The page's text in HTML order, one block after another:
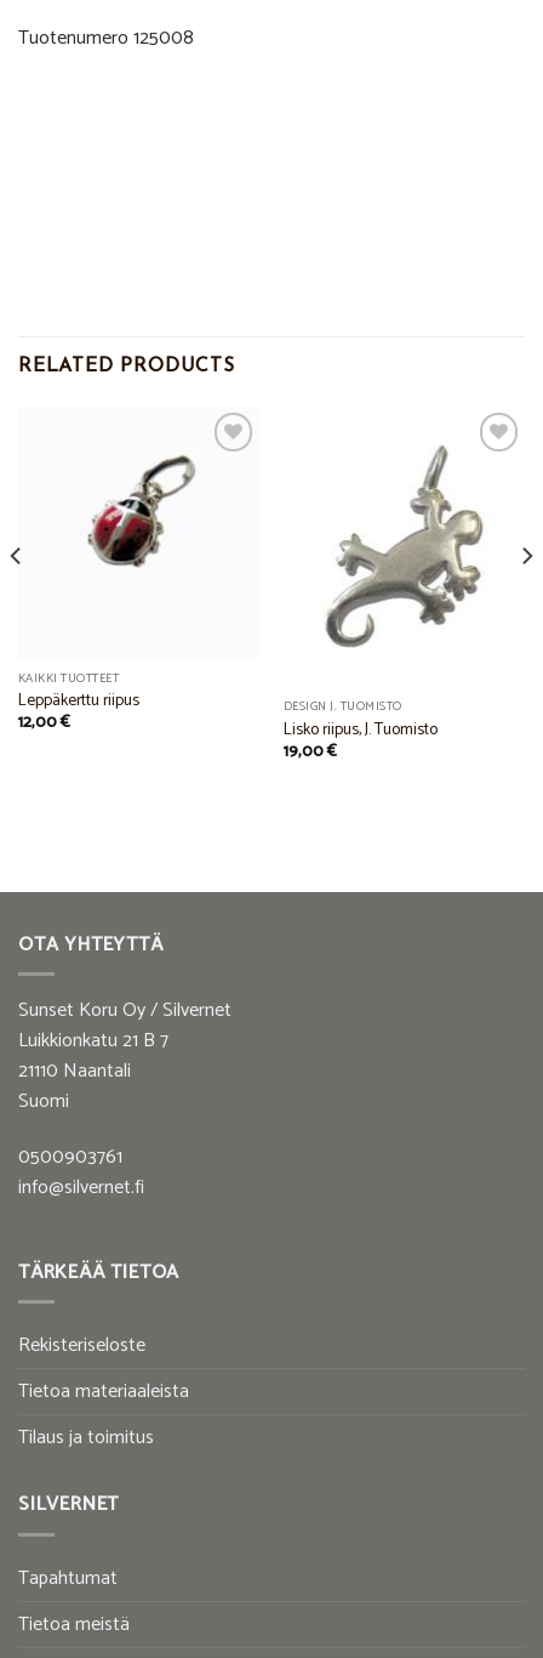
Tuotenumero 125008
RELATED PRODUCTS
KAIKKI TUOTTEET
Leppäkerttu riipus
12,00€
Add to
Wishlist
DESIGN J. TUOMISTO
Lisko riipus, J. Tuomisto
19,00€
OTA YHTEYTTÄ
Sunset Koru Oy / Silvernet
Luikkionkatu 21 B 7
21110 Naantali
Suomi
0500903761
info@silvernet.fi
TÄRKEÄÄ TIETOA
Rekisteriseloste
Tietoa materiaaleista
Tilaus ja toimitus
SILVERNET
Tapahtumat
Tietoa meistä